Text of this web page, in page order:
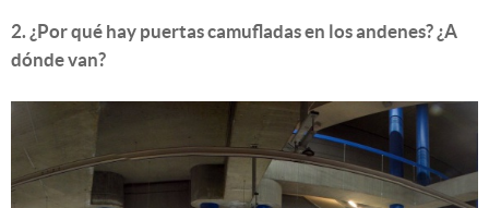
2. ¿Por qué hay puertas camufladas en los andenes? ¿A
dónde van?